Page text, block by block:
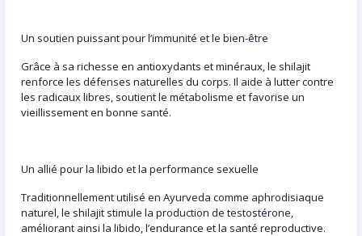
Un soutien puissant pour l’immunité et le bien-être
Grâce à sa richesse en antioxydants et minéraux, le shilajit
renforce les défenses naturelles du corps. Il aide à lutter contre
les radicaux libres, soutient le métabolisme et favorise un
vieillissement en bonne santé.
Un allié pour la libido et la performance sexuelle
Traditionnellement utilisé en Ayurveda comme aphrodisiaque
naturel, le shilajit stimule la production de testostérone,
améliorant ainsi la libido, l’endurance et la santé reproductive.